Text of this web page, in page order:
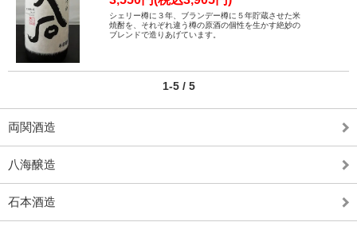
シェリー樽に３年、ブランデー樽に５年貯蔵させた米
焼酎を、それぞれ違う樽の原酒の個性を生かす絶妙の
ブレンドで造りあげています。
1-5 / 5
両関酒造
八海醸造
石本酒造